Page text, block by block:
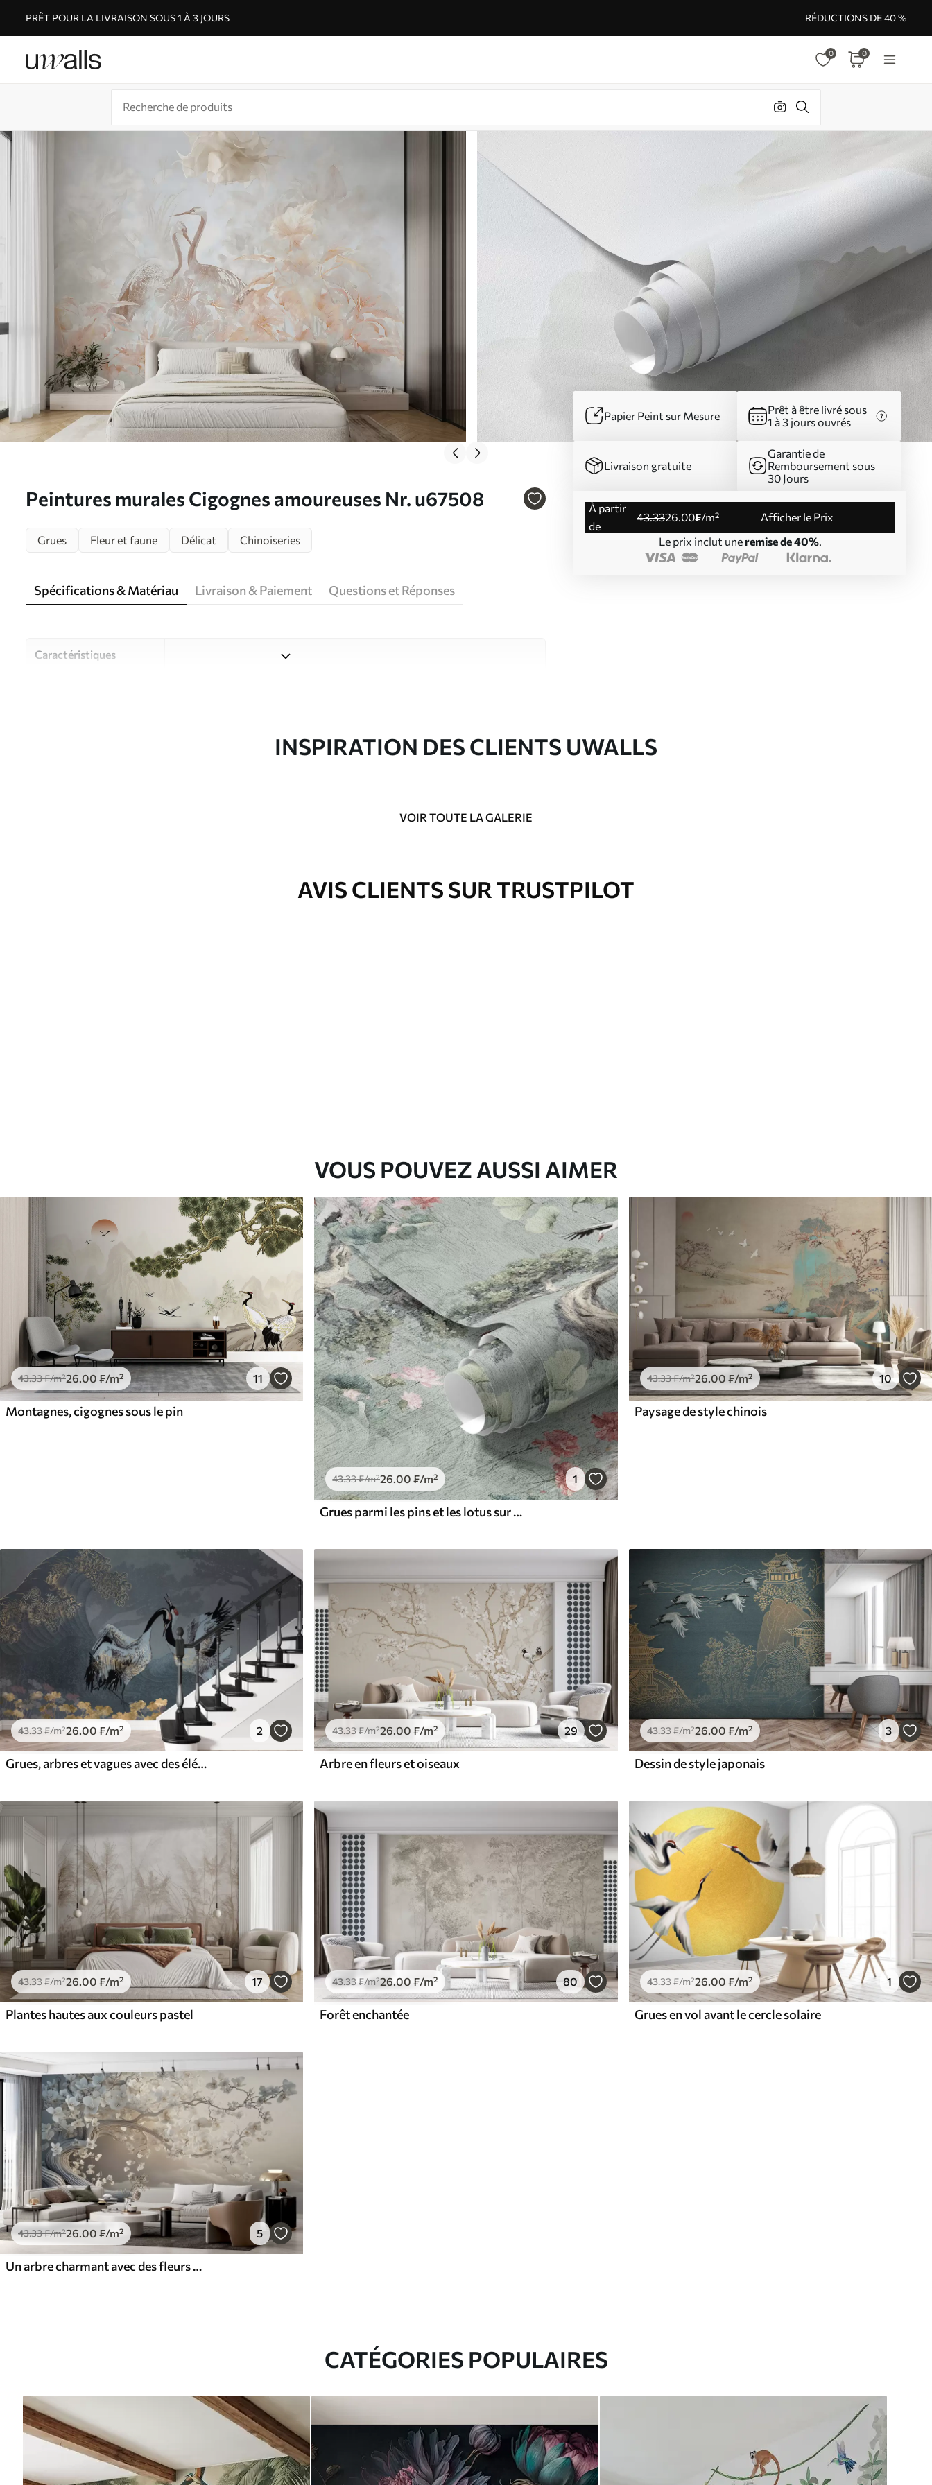
PRÊT POUR LA LIVRAISON SOUS 1 À 3 JOURS RÉDUCTIONS DE 40 %
0 0
Peintures murales Cigognes amoureuses Nr. u67508
Papier Peint sur Mesure
Prêt à être livré sous
1 à 3 jours ouvrés
Livraison gratuite
Garantie de
Remboursement sous
30 Jours
à partir
de
43.3326.00₣/m²
Afficher le Prix
Le prix inclut une remise de 40%.
Grues Fleur et faune Délicat Chinoiseries
Spécifications & Matériau Livraison & Paiement Questions et Réponses
Caractéristiques
Studio de design Uwalls
Imprimé sur commande et livré en rouleaux jusqu’à 50 cm de large.
INSPIRATION DES CLIENTS UWALLS
VOIR TOUTE LA GALERIE
AVIS CLIENTS SUR TRUSTPILOT
VOUS POUVEZ AUSSI AIMER
43.33₣/m²26 .00 ₣/m² 11
Montagnes, cigognes sous le pin
43.33₣/m²26.00 ₣/m² 1
Grues parmi les pins et les lotus sur un fond vert apaisant
43.33₣/m²26 .00 ₣/m² 10
Paysage de style chinois
43.33₣/m²26.00 ₣/m² 2
Grues, arbres et vagues avec des éléments de style chinois
43.33₣/m²26.00 ₣/m² 29
Arbre en fleurs et oiseaux
43.33₣/m²26.00 ₣/m² 3
Dessin de style japonais
43.33₣/m²26.00 ₣/m² 17
Plantes hautes aux couleurs pastel
43.33₣/m²26.00 ₣/m² 80
Forêt enchantée
43.33₣/m²26.00 ₣/m² 1
Grues en vol avant le cercle solaire
43.33₣/m²26.00 ₣/m² 5
Un arbre charmant avec des fleurs blanches sur fond de nuages dans un style intéressant aux couleurs chaudes et délicates
CATÉGORIES POPULAIRES